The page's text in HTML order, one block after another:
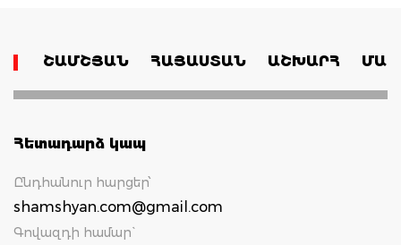
ՇԱՄՇՅԱՆ ՀԱՅԱՍՏԱՆ ԱՇԽԱՐՀ
Հետադարձ կապ
Ընդհանուր հարցեր՝
shamshyan.com@gmail.com
Գովազդի համար`